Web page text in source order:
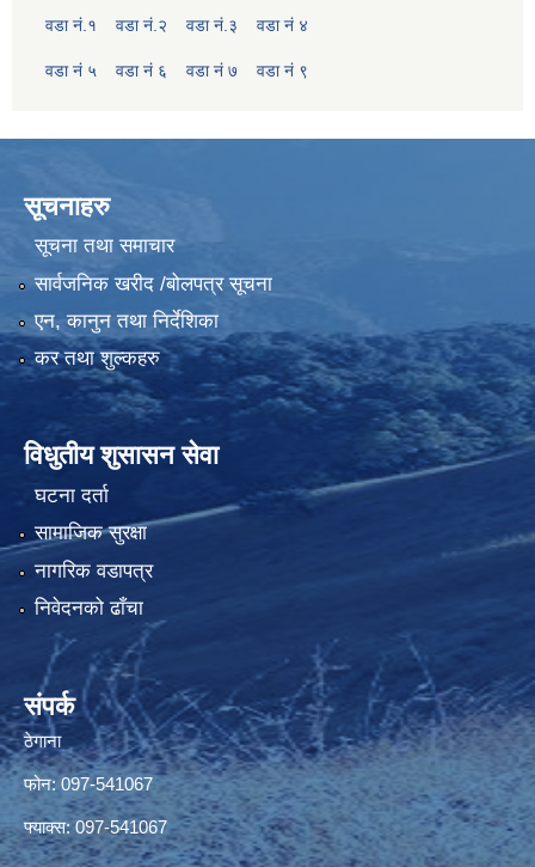
वडा नं.१ वडा नं.२ वडा नं.३ वडा नं ४
वडा नं ५ वडा नं ६ वडा नं ७ वडा नं ९
सूचनाहरु
सूचना तथा समाचार
सार्वजनिक खरीद /बोलपत्र सूचना
एन, कानुन तथा निर्देशिका
कर तथा शुल्कहरु
विधुतीय शुसासन सेवा
घटना दर्ता
सामाजिक सुरक्षा
नागरिक वडापत्र
निवेदनको ढाँचा
संपर्क
ठेगाना
फोन: 097-541067
फ्याक्स: 097-541067